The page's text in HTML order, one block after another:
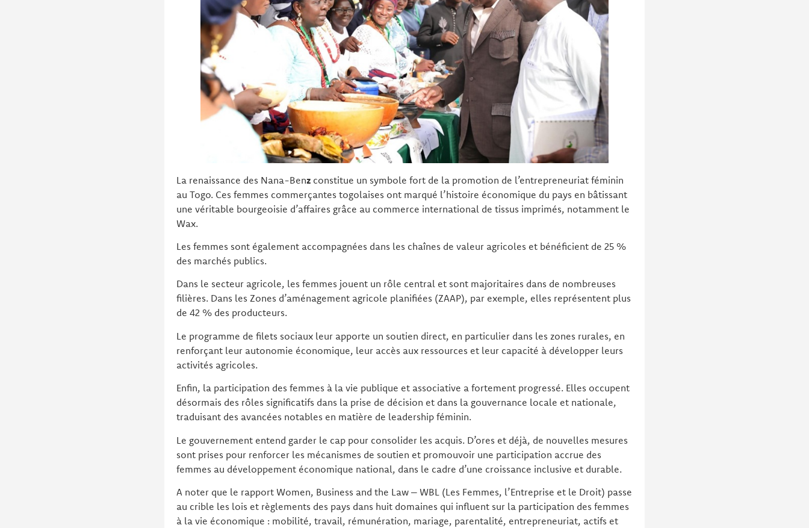
La renaissance des Nana-Benz constitue un symbole fort de la promotion de l’entrepreneuriat féminin
au Togo. Ces femmes commerçantes togolaises ont marqué l’histoire économique du pays en bâtissant
une véritable bourgeoisie d’affaires grâce au commerce international de tissus imprimés, notamment le
Wax.
Les femmes sont également accompagnées dans les chaînes de valeur agricoles et bénéficient de 25 %
des marchés publics.
Dans le secteur agricole, les femmes jouent un rôle central et sont majoritaires dans de nombreuses
filières. Dans les Zones d’aménagement agricole planifiées (ZAAP), par exemple, elles représentent plus
de 42 % des producteurs.
Le programme de filets sociaux leur apporte un soutien direct, en particulier dans les zones rurales, en
renforçant leur autonomie économique, leur accès aux ressources et leur capacité à développer leurs
activités agricoles.
Enfin, la participation des femmes à la vie publique et associative a fortement progressé. Elles occupent
désormais des rôles significatifs dans la prise de décision et dans la gouvernance locale et nationale,
traduisant des avancées notables en matière de leadership féminin.
Le gouvernement entend garder le cap pour consolider les acquis. D’ores et déjà, de nouvelles mesures
sont prises pour renforcer les mécanismes de soutien et promouvoir une participation accrue des
femmes au développement économique national, dans le cadre d’une croissance inclusive et durable.
A noter que le rapport Women, Business and the Law – WBL (Les Femmes, l’Entreprise et le Droit) passe
au crible les lois et règlements des pays dans huit domaines qui influent sur la participation des femmes
à la vie économique : mobilité, travail, rémunération, mariage, parentalité, entrepreneuriat, actifs et